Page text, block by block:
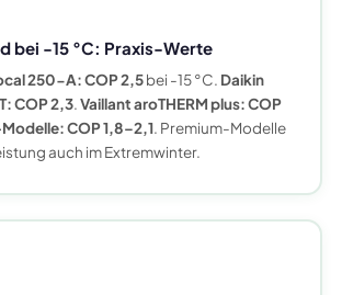
bei -15 °C: Praxis-Werte
250-A: COP 2,5bei -15 °C. Daikin
COP 2,3.Vaillant aroTHERM plus: COP
COP 1,8–2,1. Premium-Modelle
auch im Extremwinter.